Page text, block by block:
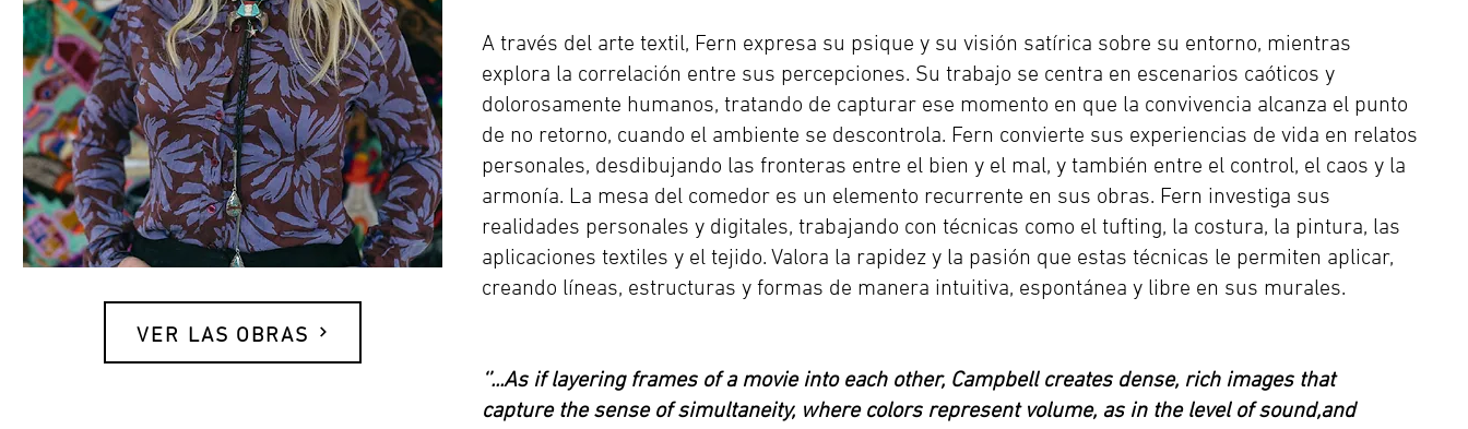
VER LAS OBRAS
A través del arte textil, Fern expresa su psique y su visión satírica sobre su entorno, mientras
explora la correlación entre sus percepciones. Su trabajo se centra en escenarios caóticos y
dolorosamente humanos, tratando de capturar ese momento en que la convivencia alcanza el punto
de no retorno, cuando el ambiente se descontrola. Fern convierte sus experiencias de vida en relatos
personales, desdibujando las fronteras entre el bien y el mal, y también entre el control, el caos y la
armonía. La mesa del comedor es un elemento recurrente en sus obras. Fern investiga sus
realidades personales y digitales, trabajando con técnicas como el tufting, la costura, la pintura, las
aplicaciones textiles y el tejido. Valora la rapidez y la pasión que estas técnicas le permiten aplicar,
creando líneas, estructuras y formas de manera intuitiva, espontánea y libre en sus murales.
‘’...As if layering frames of a movie into each other, Campbell creates dense, rich images that
capture the sense of simultaneity, where colors represent volume, as in the level of sound,and